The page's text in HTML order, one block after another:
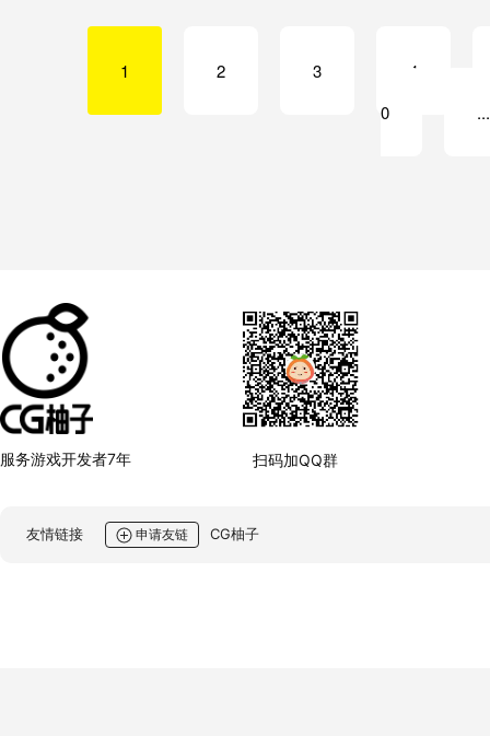
1 2 3
4
0
服务游戏开发者7年 扫码加QQ群
友情链接 申请友链 CG柚子